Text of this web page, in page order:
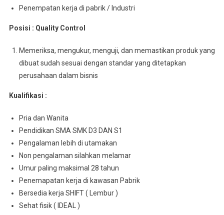
Penempatan kerja di pabrik / Industri
Posisi : Quality Control
Memeriksa, mengukur, menguji, dan memastikan produk yang
dibuat sudah sesuai dengan standar yang ditetapkan
perusahaan dalam bisnis
Kualifikasi :
Pria dan Wanita
Pendidikan SMA SMK D3 DAN S1
Pengalaman lebih di utamakan
Non pengalaman silahkan melamar
Umur paling maksimal 28 tahun
Penemapatan kerja di kawasan Pabrik
Bersedia kerja SHIFT ( Lembur )
Sehat fisik ( IDEAL )